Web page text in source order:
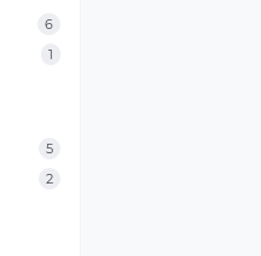
6
1
5
2